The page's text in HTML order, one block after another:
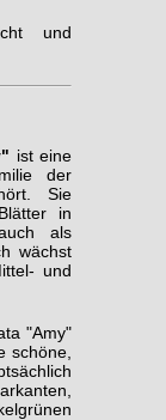
und
ist eine
der
Sie
in
als
wächst
und
"Amy"
schöne,